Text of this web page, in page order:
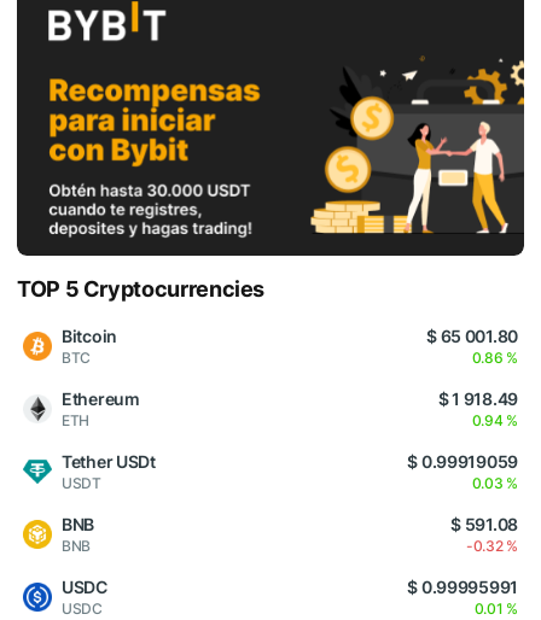
TOP 5 Cryptocurrencies
Bitcoin
BTC
$ 65 001.80
0.86 %
Ethereum
ETH
$ 1 918.49
0.94 %
Tether USDt
USDT
$ 0.99919059
0.03 %
BNB
BNB
$ 591.08
-0.32 %
USDC
USDC
$ 0.99995991
0.01 %